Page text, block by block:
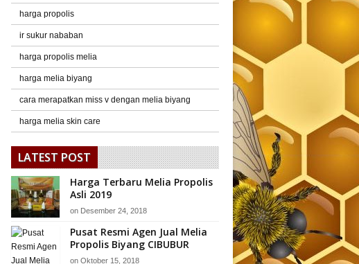
harga propolis
ir sukur nababan
harga propolis melia
harga melia biyang
cara merapatkan miss v dengan melia biyang
harga melia skin care
LATEST POST
Harga Terbaru Melia Propolis
Asli 2019
on Desember 24, 2018
Pusat Resmi Agen Jual Melia
Propolis Biyang CIBUBUR
on Oktober 15, 2018